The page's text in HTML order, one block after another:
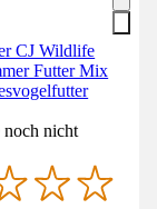
CJ Wildlife
Futter Mix
nicht